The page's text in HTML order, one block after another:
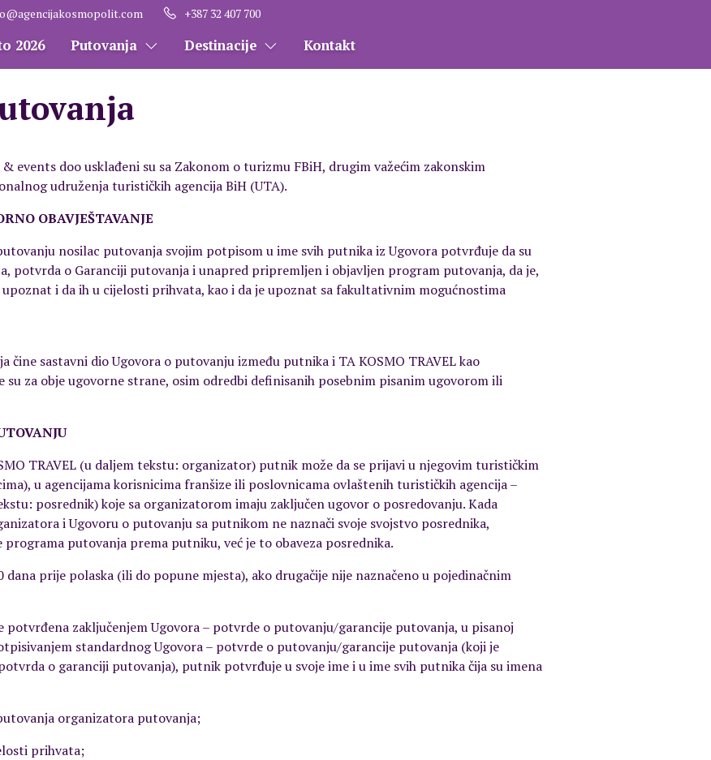
2026 Putovanja Destinacije Kontakt
+387 32 407 700
events doo usklađeni su sa Zakonom o turizmu FBiH, drugim važećim zakonskim
udruženja turističkih agencija BiH (UTA).
OBAVJEŠTAVANJE
nosilac putovanja svojim potpisom u ime svih putnika iz Ugovora potvrđuje da su
potvrda o Garanciji putovanja i unapred pripremljen i objavljen program putovanja, da je,
i da ih u cijelosti prihvata, kao i da je upoznat sa fakultativnim mogućnostima
čine sastavni dio Ugovora o putovanju između putnika i TA KOSMO TRAVEL kao
su za obje ugovorne strane, osim odredbi definisanih posebnim pisanim ugovorom ili
TRAVEL (u daljem tekstu: organizator) putnik može da se prijavi u njegovim turističkim
u agencijama korisnicima franšize ili poslovnicama ovlaštenih turističkih agencija –
posrednik) koje sa organizatorom imaju zaključen ugovor o posredovanju. Kada
i Ugovoru o putovanju sa putnikom ne naznači svoje svojstvo posrednika,
putovanja prema putniku, već je to obaveza posrednika.
dana prije polaska (ili do popune mjesta), ako drugačije nije naznačeno u pojedinačnim
potvrđena zaključenjem Ugovora – potvrde o putovanju/garancije putovanja, u pisanoj
standardnog Ugovora – potvrde o putovanju/garancije putovanja (koji je
o garanciji putovanja), putnik potvrđuje u svoje ime i u ime svih putnika čija su imena
organizatora putovanja;
prihvata;